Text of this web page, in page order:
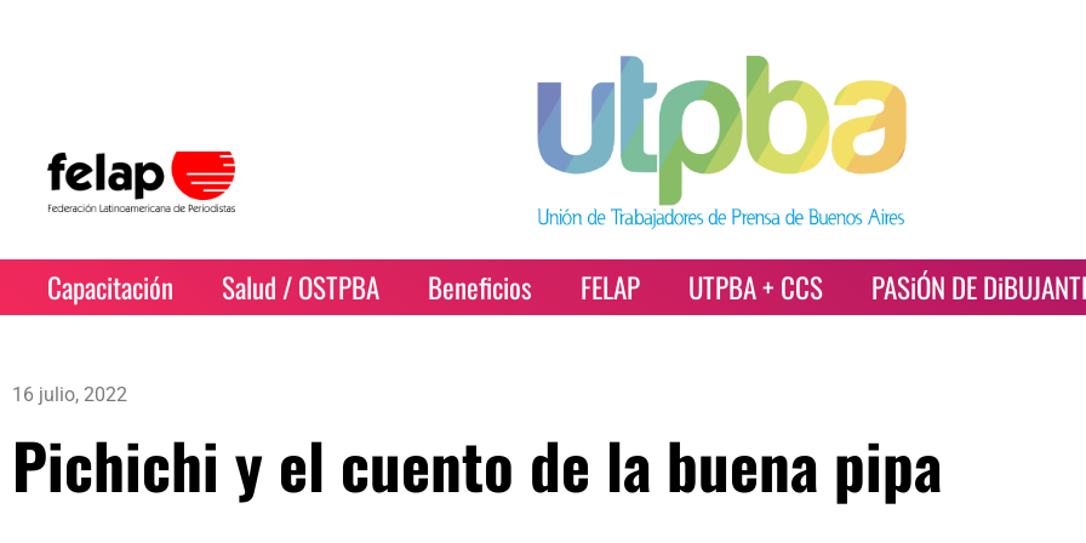
Capacitación Salud / OSTPBA Beneficios FELAP UTPBA + CCS PASiÓN DE
16 julio, 2022
Pichichi y el cuento de la buena pipa